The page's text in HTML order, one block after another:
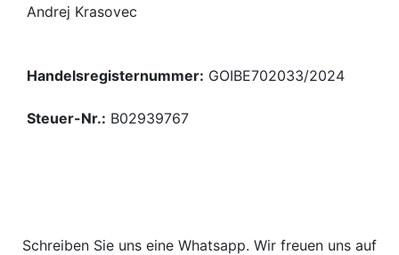
Andrej Krasovec
Handelsregisternummer: GOIBE702033/2024
Steuer-Nr.: B02939767
Schreiben Sie uns eine Whatsapp. Wir freuen uns auf